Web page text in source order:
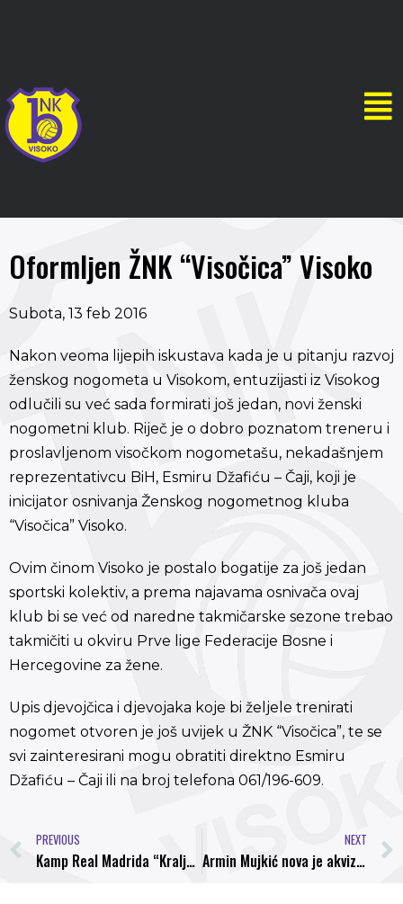
Oformljen ŽNK “Visočica” Visoko
Subota, 13 feb 2016
Nakon veoma lijepih iskustava kada je u pitanju razvoj
ženskog nogometa u Visokom, entuzijasti iz Visokog
odlučili su već sada formirati još jedan, novi ženski
nogometni klub. Riječ je o dobro poznatom treneru i
proslavljenom visočkom nogometašu, nekadašnjem
reprezentativcu BiH, Esmiru Džafiću – Čaji, koji je
inicijator osnivanja Ženskog nogometnog kluba
“Visočica” Visoko.
Ovim činom Visoko je postalo bogatije za još jedan
sportski kolektiv, a prema najavama osnivača ovaj
klub bi se već od naredne takmičarske sezone trebao
takmičiti u okviru Prve lige Federacije Bosne i
Hercegovine za žene.
Upis djevojčica i djevojaka koje bi željele trenirati
nogomet otvoren je još uvijek u ŽNK “Visočica”, te se
svi zainteresirani mogu obratiti direktno Esmiru
Džafiću – Čaji ili na broj telefona 061/196-609.
PREVIOUS
Kamp Real Madrida “Kraljevski klub u kraljevskom gradu” u Visokom od 25. do 29. marta
NEXT
Armin Mujkić nova je akvizicija švedskog drugoligaša NYBRO IF